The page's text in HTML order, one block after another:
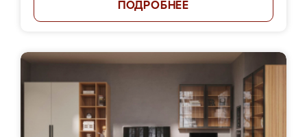
ПОДРОБНЕЕ